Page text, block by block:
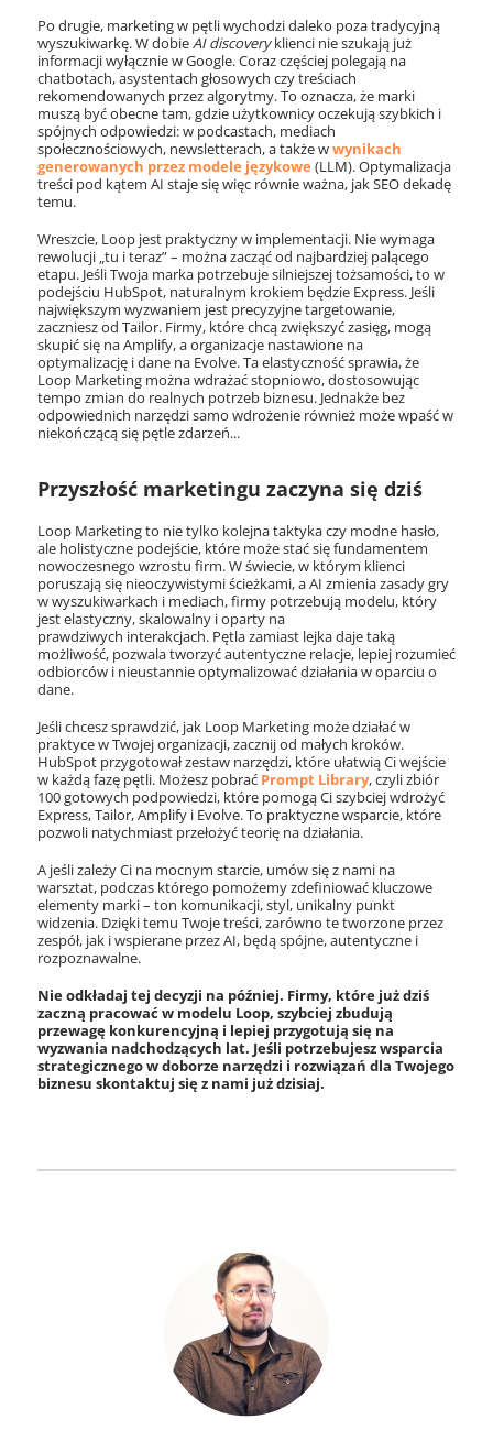
Po drugie, marketing w pętli wychodzi daleko poza tradycyjną
wyszukiwarkę. W dobieAI discoveryklienci nie szukają już
informacji wyłącznie w Google. Coraz częściej polegają na
chatbotach, asystentach głosowych czy treściach
rekomendowanych przez algorytmy. To oznacza, że marki
muszą być obecne tam, gdzie użytkownicy oczekują szybkich i
spójnych odpowiedzi: w podcastach, mediach
społecznościowych, newsletterach, a także wwynikach
generowanych przez modele językowe (LLM). Optymalizacja
treści pod kątem AI staje się więc równie ważna, jak SEO dekadę
temu.
Wreszcie, Loop jest praktyczny w implementacji. Nie wymaga
rewolucji „tu i teraz” – można zacząć od najbardziej palącego
etapu. Jeśli Twoja marka potrzebuje silniejszej tożsamości, to w
podejściu HubSpot, naturalnym krokiem będzie Express. Jeśli
największym wyzwaniem jest precyzyjne targetowanie,
zaczniesz od Tailor. Firmy, które chcą zwiększyć zasięg, mogą
skupić się na Amplify, a organizacje nastawione na
optymalizację i dane na Evolve. Ta elastyczność sprawia, że
Loop Marketing można wdrażać stopniowo, dostosowując
tempo zmian do realnych potrzeb biznesu. Jednakże bez
odpowiednich narzędzi samo wdrożenie również może wpaść w
niekończącą się pętle zdarzeń...
Przyszłość marketingu zaczyna się dziś
Loop Marketing to nie tylko kolejna taktyka czy modne hasło,
ale holistyczne podejście, które może stać się fundamentem
nowoczesnego wzrostu firm. W świecie, w którym klienci
poruszają się nieoczywistymi ścieżkami, a AI zmienia zasady gry
w wyszukiwarkach i mediach, firmy potrzebują modelu, który
jest elastyczny, skalowalny i oparty na
prawdziwych interakcjach. Pętla zamiast lejka daje taką
możliwość, pozwala tworzyć autentyczne relacje, lepiej rozumieć
odbiorców i nieustannie optymalizować działania w oparciu o
dane.
Jeśli chcesz sprawdzić, jak Loop Marketing może działać w
praktyce w Twojej organizacji, zacznij od małych kroków.
HubSpot przygotował zestaw narzędzi, które ułatwią Ci wejście
w każdą fazę pętli. Możesz pobrać Prompt Library, czyli zbiór
100 gotowych podpowiedzi, które pomogą Ci szybciej wdrożyć
Express, Tailor, Amplify i Evolve. To praktyczne wsparcie, które
pozwoli natychmiast przełożyć teorię na działania.
A jeśli zależy Ci na mocnym starcie, umów się z nami na
warsztat, podczas którego pomożemy zdefiniować kluczowe
elementy marki – ton komunikacji, styl, unikalny punkt
widzenia. Dzięki temu Twoje treści, zarówno te tworzone przez
zespół, jak i wspierane przez AI, będą spójne, autentyczne i
rozpoznawalne.
Nie odkładaj tej decyzji na później. Firmy, które już dziś
zaczną pracować w modelu Loop, szybciej zbudują
przewagę konkurencyjną i lepiej przygotują się na
wyzwania nadchodzących lat. Jeśli potrzebujesz wsparcia
strategicznego w doborze narzędzi i rozwiązań dla Twojego
biznesu skontaktuj się z nami już dzisiaj.